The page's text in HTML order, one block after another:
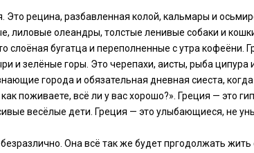
рецина, разбавленная колой, кальмары и
лиловые олеандры, толстые ленивые собаки и
бугатца и переполненные с утра кофеёни.
и зелёные горы. Это черепахи, аисты, рыба ципура
города и обязательная дневная сиеста,
поживаете, всё ли у вас хорошо?». Греция — это
весёлые дети. Греция — это улыбающиеся, не
Она всё так же будет пргодолжать